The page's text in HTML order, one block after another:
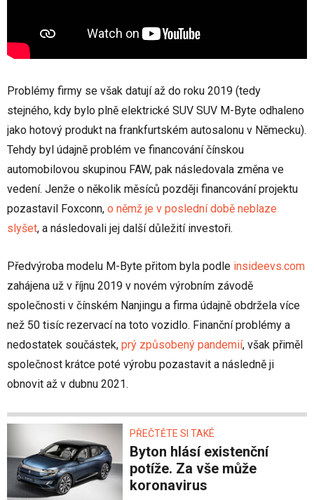
Problémy firmy se však datují až do roku 2019 (tedy
stejného, kdy bylo plně elektrické SUV SUV M-Byte odhaleno
jako hotový produkt na frankfurtském autosalonu v Německu).
Tehdy byl údajně problém ve financování čínskou
automobilovou skupinou FAW, pak následovala změna ve
vedení. Jenže o několik měsíců později financování projektu
pozastavil Foxconn, o němž je v poslední době neblaze
slyšet, a následovali jej další důležití investoři.
Předvýroba modelu M-Byte přitom byla podle insideevs.com
zahájena už v říjnu 2019 v novém výrobním závodě
společnosti v čínském Nanjingu a firma údajně obdržela více
než 50 tisíc rezervací na toto vozidlo. Finanční problémy a
nedostatek součástek, prý způsobený pandemií, však přiměl
společnost krátce poté výrobu pozastavit a následně ji
obnovit až v dubnu 2021.
PŘEČTĚTE SI TAKÉ
Byton hlásí existenční
potíže. Za vše může
koronavirus